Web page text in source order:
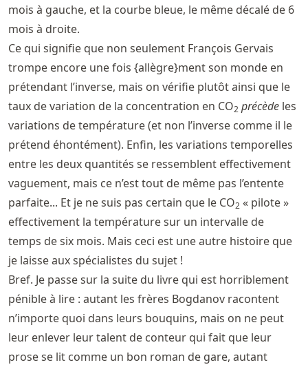
mois à gauche, et la courbe bleue, le même décalé de 6
mois à droite.
Ce qui signifie que non seulement François Gervais
trompe encore une fois {allègre}ment son monde en
prétendant l’inverse, mais on vérifie plutôt ainsi que le
taux de variation de la concentration en CO2 précède les
variations de température (et non l’inverse comme il le
prétend éhontément). Enfin, les variations temporelles
entre les deux quantités se ressemblent effectivement
vaguement, mais ce n’est tout de même pas l’entente
parfaite... Et je ne suis pas certain que le CO2 « pilote »
effectivement la température sur un intervalle de
temps de six mois. Mais ceci est une autre histoire que
je laisse aux spécialistes du sujet !
Bref. Je passe sur la suite du livre qui est horriblement
pénible à lire : autant les frères Bogdanov racontent
n’importe quoi dans leurs bouquins, mais on ne peut
leur enlever leur talent de conteur qui fait que leur
prose se lit comme un bon roman de gare, autant